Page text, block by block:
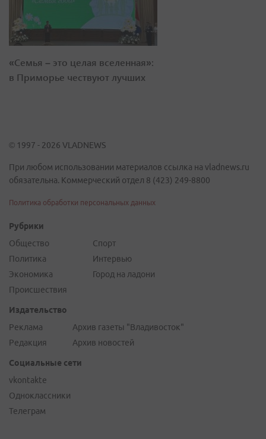
«Семья – это целая вселенная»:
в Приморье чествуют лучших
© 1997 - 2026 VLADNEWS
При любом использовании материалов ссылка на vladnews.ru
обязательна. Коммерческий отдел 8 (423) 249-8800
Политика обработки персональных данных
Рубрики
Общество
Политика
Экономика
Происшествия
Спорт
Интервью
Город на ладони
Издательство
Реклама
Редакция
Архив газеты "Владивосток"
Архив новостей
Социальные сети
vkontakte
Одноклассники
Телеграм